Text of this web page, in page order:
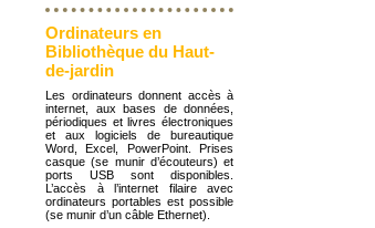
Ordinateurs en
Bibliothèque du Haut-
de-jardin
Les ordinateurs donnent accès à
internet, aux bases de données,
périodiques et livres électroniques
et aux logiciels de bureautique
Word, Excel, PowerPoint. Prises
casque (se munir d’écouteurs) et
ports USB sont disponibles.
L’accès à l’internet filaire avec
ordinateurs portables est possible
(se munir d’un câble Ethernet).